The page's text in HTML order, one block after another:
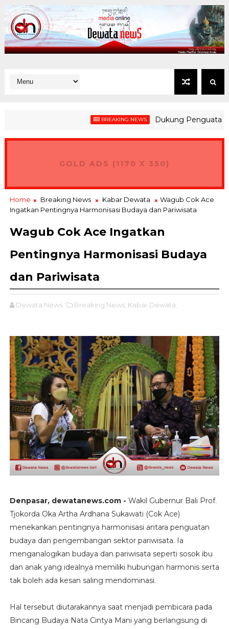
BREAKING NEWS Dukung Penguatan
GOLD ADS (1170 X 350)
Home Breaking News Kabar Dewata
Wagub Cok Ace
Ingatkan Pentingnya Harmonisasi Budaya dan Pariwisata
Wagub Cok Ace Ingatkan
Pentingnya Harmonisasi Budaya
dan Pariwisata
Dewata News Breaking News, Kabar Dewata,
Denpasar, dewatanews.com - Wakil Gubernur Bali Prof.
Tjokorda Oka Artha Ardhana Sukawati (Cok Ace)
menekankan pentingnya harmonisasi antara penguatan
budaya dan pengembangan sektor pariwisata. Ia
menganalogikan budaya dan pariwisata seperti sosok ibu
dan anak yang idealnya memiliki hubungan harmonis serta
tak boleh ada kesan saling mendominasi.
Hal tersebut diutarakannya saat menjadi pembicara pada
Bincang Budaya Nata Cintya Mani yang berlangsung di